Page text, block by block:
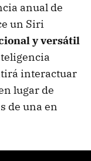
anual de
un Siri
y versátil
interactuar
lugar de
de una en